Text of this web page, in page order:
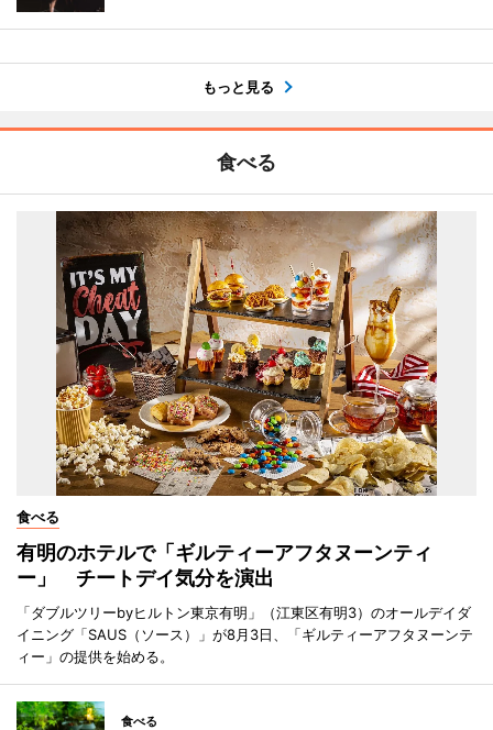
もっと見る
食べる
食べる
有明のホテルで「ギルティーアフタヌーンティ
ー」 チートデイ気分を演出
「ダブルツリーbyヒルトン東京有明」（江東区有明3）のオールデイダ
イニング「SAUS（ソース）」が8月3日、「ギルティーアフタヌーンテ
ィー」の提供を始める。
食べる